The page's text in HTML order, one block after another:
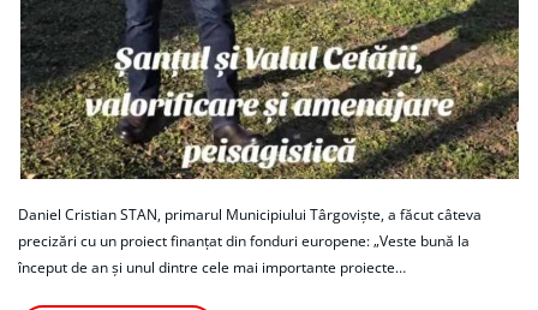
Daniel Cristian STAN, primarul Municipiului Târgoviște, a făcut câteva
precizări cu un proiect finanțat din fonduri europene: „Veste bună la
început de an și unul dintre cele mai importante proiecte…